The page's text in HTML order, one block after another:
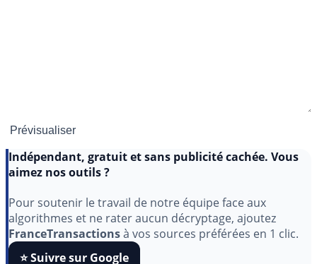
Indépendant, gratuit et sans publicité cachée. Vous
Pour soutenir le travail de notre équipe face aux
algorithmes et ne rater aucun décryptage, ajoutez
FranceTransactionsà vos sources préférées en 1 clic.